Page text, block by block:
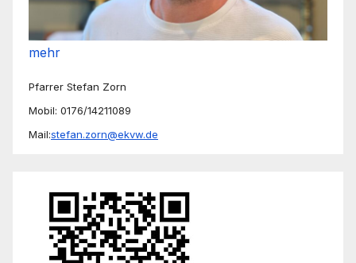
mehr
Pfarrer Stefan Zorn
Mobil: 0176/14211089
Mail:stefan.zorn@ekvw.de